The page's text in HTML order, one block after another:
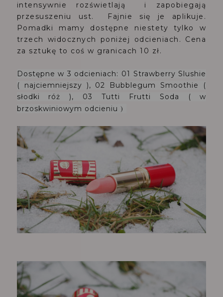
intensywnie rozświetlają i zapobiegają
przesuszeniu ust. Fajnie się je aplikuje.
Pomadki mamy dostępne niestety tylko w
trzech widocznych poniżej odcieniach. Cena
za sztukę to coś w granicach 10 zł.
Dostępne w 3 odcieniach: 01 Strawberry Slushie
( najciemniejszy ), 02 Bubblegum Smoothie (
słodki róż ), 03 Tutti Frutti Soda ( w
brzoskwiniowym odcieniu )